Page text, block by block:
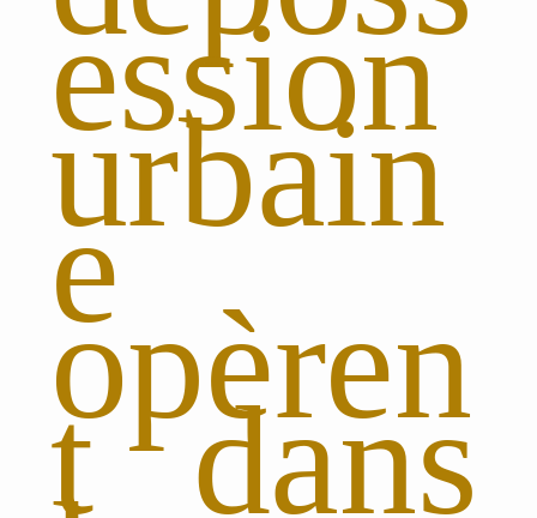
ession
urbain
e
opèren
t dans